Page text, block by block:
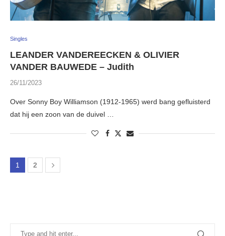
Singles
LEANDER VANDEREECKEN & OLIVIER
VANDER BAUWEDE – Judith
26/11/2023
Over Sonny Boy Williamson (1912-1965) werd bang gefluisterd
dat hij een zoon van de duivel …
1 2